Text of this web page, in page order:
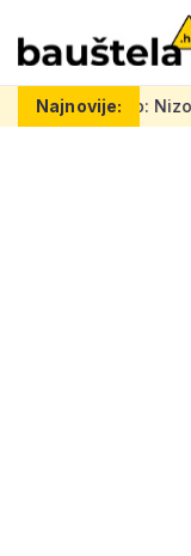
Najnovije:
Nizozemci za